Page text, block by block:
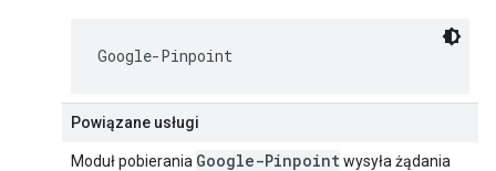
Google-Pinpoint
Powiązane usługi
Moduł pobierania Google-Pinpointwysyła żądania